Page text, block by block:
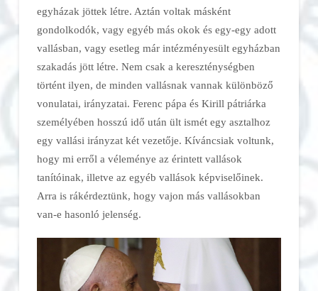
egyházak jöttek létre. Aztán voltak másként
gondolkodók, vagy egyéb más okok és egy-egy adott
vallásban, vagy esetleg már intézményesült egyházban
szakadás jött létre. Nem csak a kereszténységben
történt ilyen, de minden vallásnak vannak különböző
vonulatai, irányzatai. Ferenc pápa és Kirill pátriárka
személyében hosszú idő után ült ismét egy asztalhoz
egy vallási irányzat két vezetője. Kíváncsiak voltunk,
hogy mi erről a véleménye az érintett vallások
tanítóinak, illetve az egyéb vallások képviselőinek.
Arra is rákérdeztünk, hogy vajon más vallásokban
van-e hasonló jelenség.